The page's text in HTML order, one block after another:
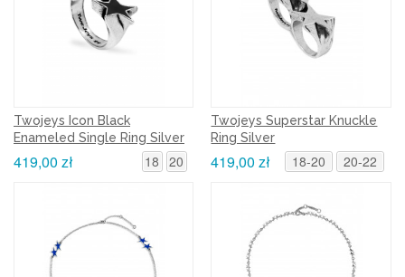
Twojeys Icon Black
Enameled Single Ring Silver
18 20
419,00 zł
Twojeys Superstar Knuckle
Ring Silver
18-20 20-22
419,00 zł